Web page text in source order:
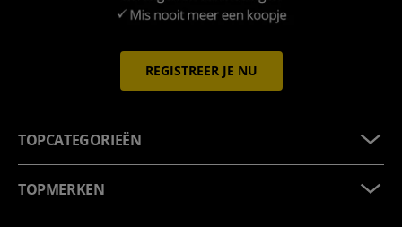
REGISTREER JE NU
TOPCATEGORIEËN
TOPMERKEN